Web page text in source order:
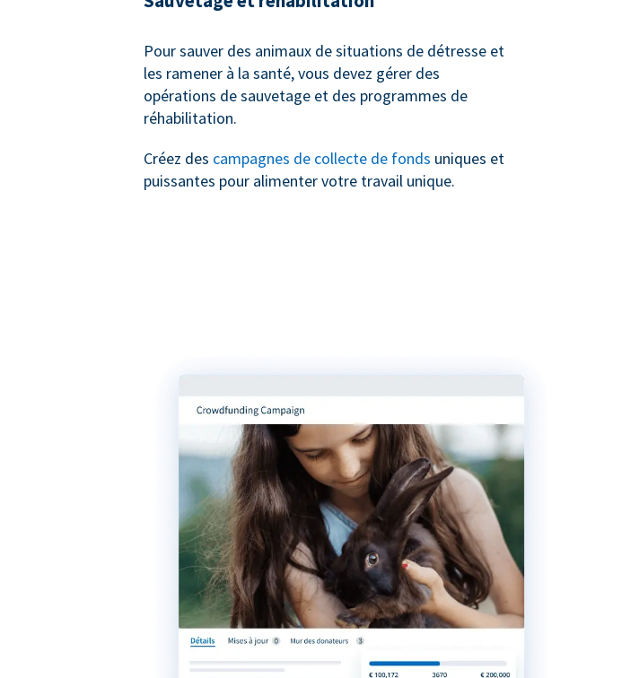
Pour sauver des animaux de situations de détresse et
les ramener à la santé, vous devez gérer des
opérations de sauvetage et des programmes de
réhabilitation.
Créez des campagnes de collecte de fonds uniques et
puissantes pour alimenter votre travail unique.